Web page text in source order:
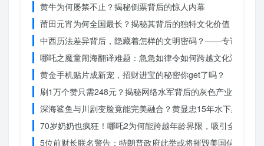
黄牛为何屡禁不止？揭秘倒票背后的惊人内幕
莆田元宵为何全国最长？揭秘其背后的独特文化价值
中西历法差异背后，隐藏着怎样的文明密码？——专访南京
哪吒之魔童闹海翻译难题：急急如律令如何跨越文化鸿沟？
黄金手机贴片成新宠，招财进宝的秘密你get了吗？
刷1万个赞只需248元？揭秘网络水军背后的灰色产业链
深海鲨鱼与川剧变脸竟能完美融合？黄显忠15年水下默剧惊
70岁奶奶也疯狂！哪吒2为何能跨越年龄界限，吸引全民观影
5位前财长联名警告：特朗普政府此举或将摧毁美国信誉？